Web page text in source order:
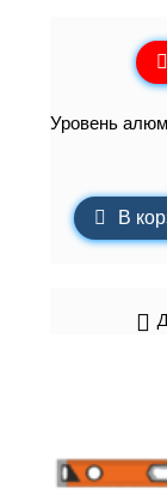
Уровень
В